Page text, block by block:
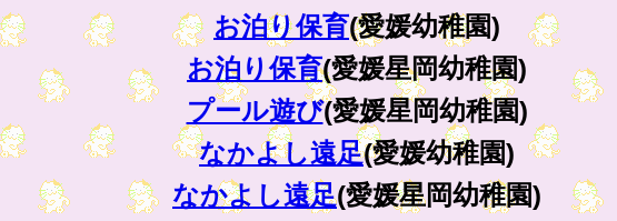
お泊り保育(愛媛幼稚園)
お泊り保育(愛媛星岡幼稚園)
プール遊び(愛媛星岡幼稚園)
なかよし遠足(愛媛幼稚園)
なかよし遠足(愛媛星岡幼稚園)